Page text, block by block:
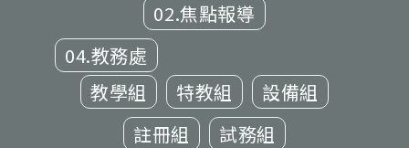
02.焦點報導
04.教務處
教學組
特教組
設備組
註冊組
試務組